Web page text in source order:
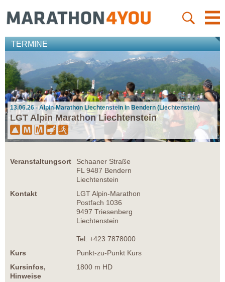
TERMINE
13.06.26 - Alpin-Marathon Liechtenstein in Bendern (Liechtenstein)
LGT Alpin Marathon Liechtenstein
Veranstaltungsort
Schaaner Straße
FL 9487 Bendern
Liechtenstein
Kontakt
LGT Alpin-Marathon
Postfach 1036
9497 Triesenberg
Liechtenstein
Tel: +423 7878000
Kurs
Punkt-zu-Punkt Kurs
Kursinfos,
Hinweise
1800 m HD